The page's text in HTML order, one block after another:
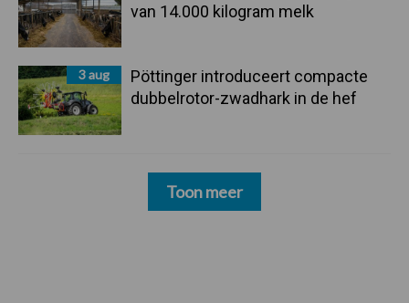
van 14.000 kilogram melk
3 aug
Pöttinger introduceert compacte
dubbelrotor-zwadhark in de hef
Toon meer